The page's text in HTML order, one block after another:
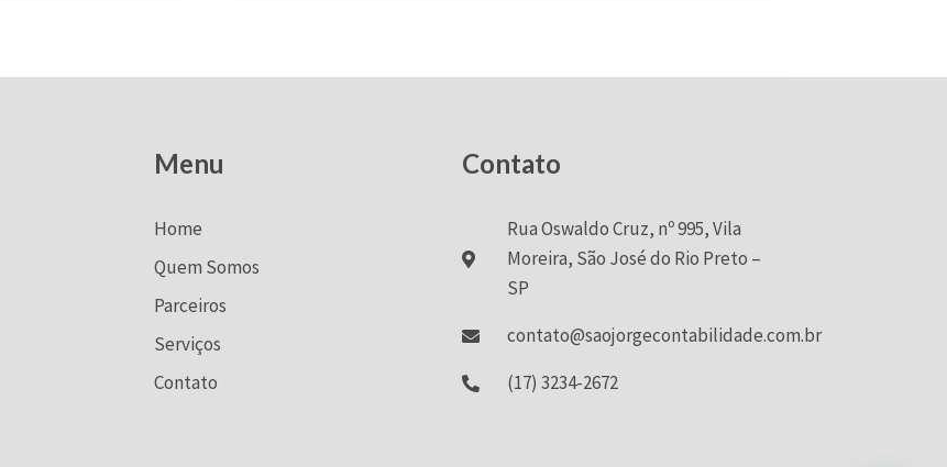
Menu
Home
Quem Somos
Parceiros
Serviços
Contato
Contato
Rua Oswaldo Cruz, nº 995, Vila
Moreira, São José do Rio Preto –
SP
contato@saojorgecontabilidade.com.br
(17) 3234-2672